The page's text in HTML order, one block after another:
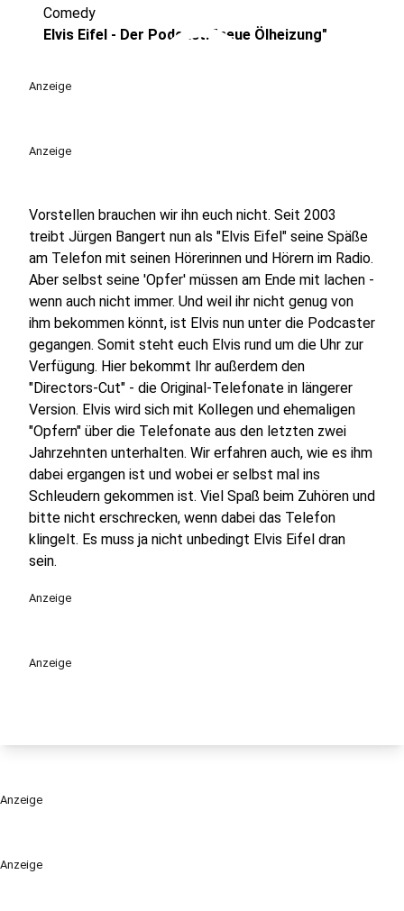
Anzeige
play_circle
Comedy
Elvis Eifel - Der Podcast: "neue Ölheizung"
Anzeige
Anzeige
Vorstellen brauchen wir ihn euch nicht. Seit 2003
treibt Jürgen Bangert nun als "Elvis Eifel" seine Späße
am Telefon mit seinen Hörerinnen und Hörern im Radio.
Aber selbst seine 'Opfer' müssen am Ende mit lachen -
wenn auch nicht immer. Und weil ihr nicht genug von
ihm bekommen könnt, ist Elvis nun unter die Podcaster
gegangen. Somit steht euch Elvis rund um die Uhr zur
Verfügung. Hier bekommt Ihr außerdem den
"Directors-Cut" - die Original-Telefonate in längerer
Version. Elvis wird sich mit Kollegen und ehemaligen
"Opfern" über die Telefonate aus den letzten zwei
Jahrzehnten unterhalten. Wir erfahren auch, wie es ihm
dabei ergangen ist und wobei er selbst mal ins
Schleudern gekommen ist. Viel Spaß beim Zuhören und
bitte nicht erschrecken, wenn dabei das Telefon
klingelt. Es muss ja nicht unbedingt Elvis Eifel dran
sein.
Anzeige
Anzeige
Anzeige